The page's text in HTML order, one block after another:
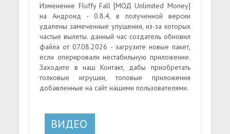
Изменение Fluffy Fall [МОД Unlimited Money]
на Андроид - 0.8.4, в полученной версии
удалены замеченные упущения, из-за которых
частые вылеты. данный час создатель обновил
файла от 07.08.2026 - загрузите новые пакет,
если оперировали нестабильную приложение.
Заходите в наш Контакт, дабы приобретать
толковые игрушки, топовые приложения
добавленные на сайт нашими пользователями.
ВИДЕО